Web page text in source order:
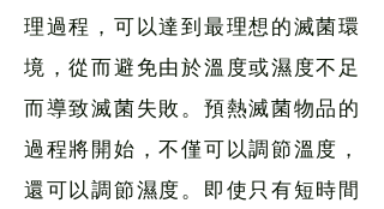
理過程，可以達到最理想的滅菌環
境，從而避免由於溫度或濕度不足
而導致滅菌失敗。預熱滅菌物品的
過程將開始，不僅可以調節溫度，
還可以調節濕度。即使只有短時間